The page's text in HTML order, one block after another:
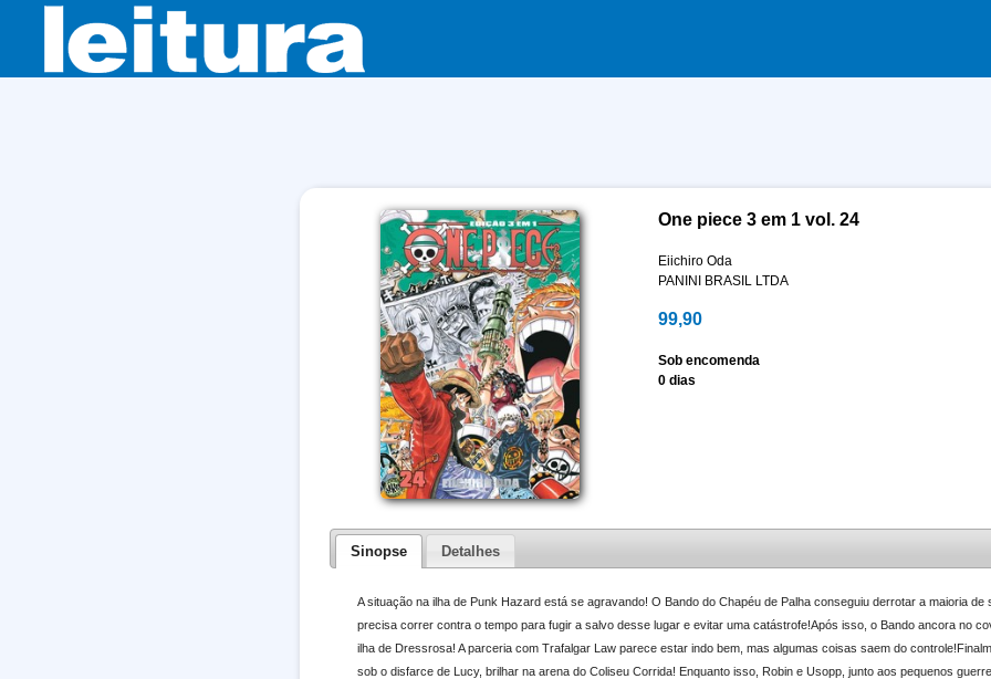
One piece 3 em 1 vol. 24
Eiichiro Oda
PANINI BRASIL LTDA
99,90
Sob encomenda
0 dias
Sinopse Detalhes
A situação na ilha de Punk Hazard está se agravando! O Bando do Chapéu de Palha conseguiu derrotar a maioria de
precisa correr contra o tempo para fugir a salvo desse lugar e evitar uma catástrofe!Após isso, o Bando ancora no
ilha de Dressrosa! A parceria com Trafalgar Law parece estar indo bem, mas algumas coisas saem do
sob o disfarce de Lucy, brilhar na arena do Coliseu Corrida! Enquanto isso, Robin e Usopp, junto aos pequenos